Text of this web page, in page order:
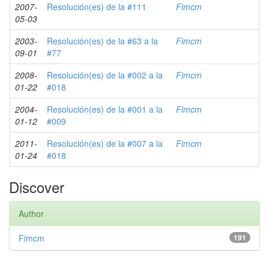
2007-
05-03
Resolución(es) de la #111 Fimcm
2003-
09-01
Resolución(es) de la #63 a la
#77
Fimcm
2008-
01-22
Resolución(es) de la #002 a la
#018
Fimcm
2004-
01-12
Resolución(es) de la #001 a la
#009
Fimcm
2011-
01-24
Resolución(es) de la #007 a la
#018
Fimcm
Discover
Author
191
Fimcm